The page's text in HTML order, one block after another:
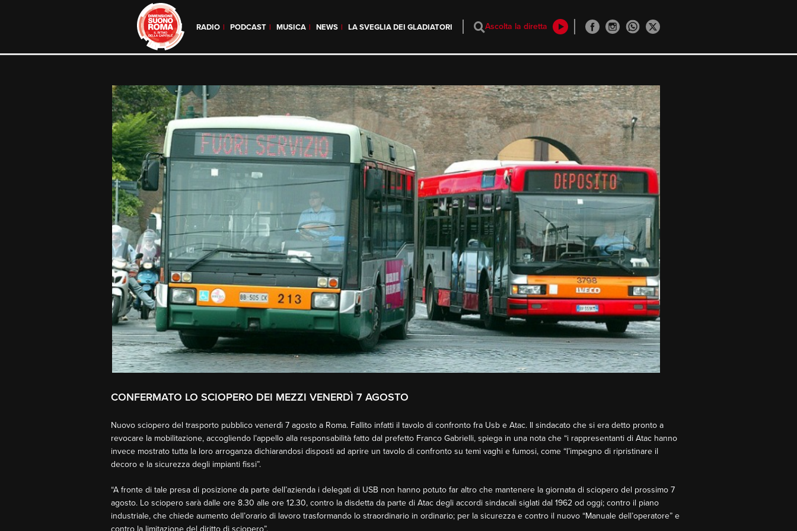
RADIO PODCAST MUSICA NEWS LA SVEGLIA DEI GLADIATORI Ascolta la diretta
CONFERMATO LO SCIOPERO DEI MEZZI VENERDÌ 7 AGOSTO
Nuovo sciopero del trasporto pubblico venerdì 7 agosto a Roma. Fallito infatti il tavolo di confronto fra Usb e Atac. Il sindacato che si era detto pronto a
revocare la mobilitazione, accogliendo l’appello alla responsabilità fatto dal prefetto Franco Gabrielli, spiega in una nota che “i rappresentanti di Atac hanno
invece mostrato tutta la loro arroganza dichiarandosi disposti ad aprire un tavolo di confronto su temi vaghi e fumosi, come “l’impegno di ripristinare il
decoro e la sicurezza degli impianti fissi”.
“A fronte di tale presa di posizione da parte dell’azienda i delegati di USB non hanno potuto far altro che mantenere la giornata di sciopero del prossimo 7
agosto. Lo sciopero sarà dalle ore 8.30 alle ore 12.30, contro la disdetta da parte di Atac degli accordi sindacali siglati dal 1962 od oggi; contro il piano
industriale, che chiede aumento dell’orario di lavoro trasformando lo straordinario in ordinario; per la sicurezza e contro il nuovo “Manuale dell’operatore” e
contro la limitazione del diritto di sciopero”.